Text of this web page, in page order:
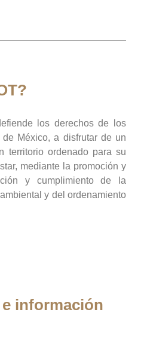
los derechos de los
México, a disfrutar de un
territorio ordenado para su
mediante la promoción y
y cumplimiento de la
y del ordenamiento
información